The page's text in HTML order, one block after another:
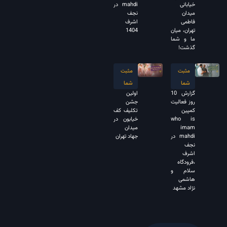
خیابانی
میدان
فاطمی
تهران، میان
ما و شما
گذشت!
mahdi در
نجف
اشرف
1404
مثبت
شما
گزارش 10
روز فعالیت
کمپین
who is
imam
mahdi در
نجف
اشرف
،فرودگاه
سلام و
هاشمی
نژاد مشهد
مثبت
شما
اولین
جشن
تکلیف کف
خیابون در
میدان
جهاد تهران